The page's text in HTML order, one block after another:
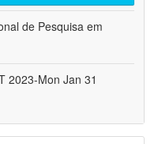
de Pesquisa em
2023-Mon Jan 31